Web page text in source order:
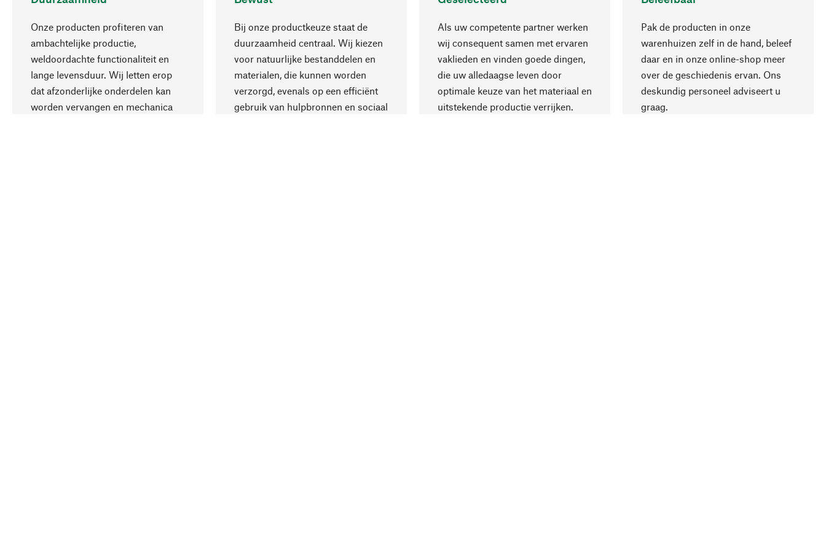
Onze producten profiteren van
ambachtelijke productie,
weldoordachte functionaliteit en
lange levensduur. Wij letten erop
dat afzonderlijke onderdelen kan
worden vervangen en mechanica
Bij onze productkeuze staat de
duurzaamheid centraal. Wij kiezen
voor natuurlijke bestanddelen en
materialen, die kunnen worden
verzorgd, evenals op een efficiënt
gebruik van hulpbronnen en sociaal
Als uw competente partner werken
wij consequent samen met ervaren
vaklieden en vinden goede dingen,
die uw alledaagse leven door
optimale keuze van het materiaal en
uitstekende productie verrijken.
Pak de producten in onze
warenhuizen zelf in de hand, beleef
daar en in onze online-shop meer
over de geschiedenis ervan. Ons
deskundig personeel adviseert u
graag.
Naar boven